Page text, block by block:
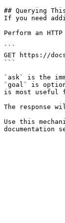
## Querying
If you need
Perform an
```
GET https://
```
`ask` is the
`goal` is
is most useful
The response
Use this